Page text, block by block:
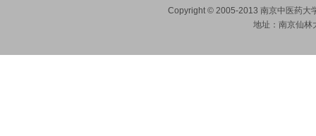
Copyright © 2005-2013 南京中医药大
地址：南京仙林